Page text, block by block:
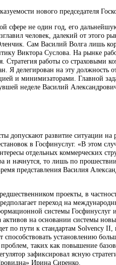
нового председателя
сфере не один год, его
человек, далекий от этого
Сам Василий Волга лишь
Виктора Суслова. На рынке
работы со страховыми
Я делегирован на эту
и минимизаторами. Главной
неделе Василий
допускают развитие ситуации
в Госфинуслуг. «В этом
отдельных коммерческих
и начнутся, то лишь по
представления Василия
проекты, в
переход на
системы
активов на основании системы
по пути к стандартам Solvency
способствовать установлению
таких как повышение
зафиксировал ясную
Ирина Сиренко.